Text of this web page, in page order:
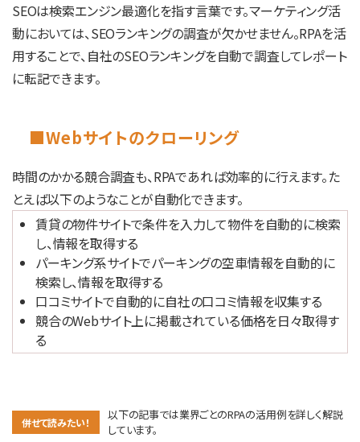
SEOは検索エンジン最適化を指す言葉です。マーケティング活
動においては、SEOランキングの調査が欠かせません。RPAを活
用することで、自社のSEOランキングを自動で調査してレポート
に転記できます。
■Webサイトのクローリング
時間のかかる競合調査も、RPAであれば効率的に行えます。た
とえば以下のようなことが自動化できます。
賃貸の物件サイトで条件を入力して物件を自動的に検索
し、情報を取得する
パーキング系サイトでパーキングの空車情報を自動的に
検索し、情報を取得する
口コミサイトで自動的に自社の口コミ情報を収集する
競合のWebサイト上に掲載されている価格を日々取得す
る
併せて読みたい！
以下の記事では業界ごとのRPAの活用例を詳しく解説
しています。